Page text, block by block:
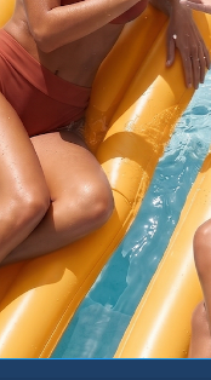
4-те най-
от цял свят в
билки.
естествен
изчистване на
подобрено
силно
ползи за